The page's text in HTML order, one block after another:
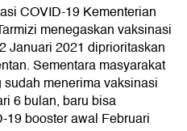
COVID-19 Kementerian
menegaskan vaksinasi
Januari 2021 diprioritaskan
Sementara masyarakat
menerima vaksinasi
6 bulan, baru bisa
19 booster awal Februari